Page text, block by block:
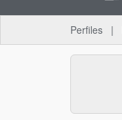
Perfiles